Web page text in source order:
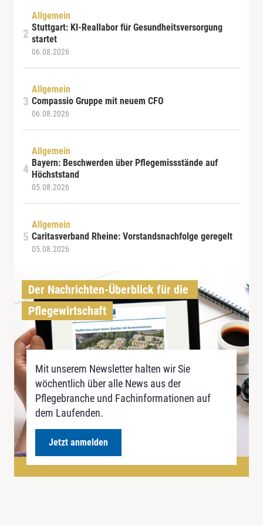
Allgemein
Stuttgart: KI-Reallabor für Gesundheitsversorgung
startet
06.08.2026
Allgemein
Compassio Gruppe mit neuem CFO
06.08.2026
Allgemein
Bayern: Beschwerden über Pflegemissstände auf
Höchststand
05.08.2026
Allgemein
Caritasverband Rheine: Vorstandsnachfolge geregelt
05.08.2026
Der Nachrichten-Überblick für die
Pflegewirtschaft
Mit unserem Newsletter halten wir Sie
wöchentlich über alle News aus der
Pflegebranche und Fachinformationen auf
dem Laufenden.
Jetzt anmelden